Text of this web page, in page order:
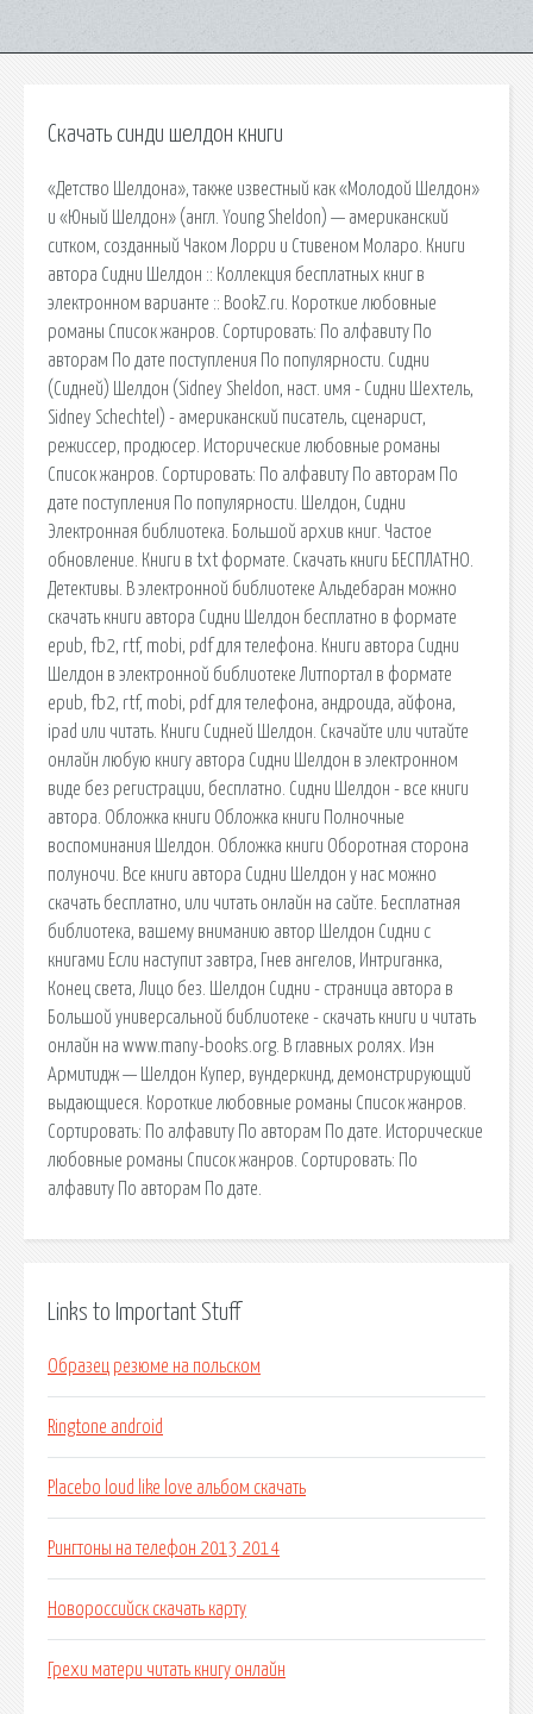
Скачать синди шелдон книги
«Детство Шелдона», также известный как «Молодой Шелдон»
и «Юный Шелдон» (англ. Young Sheldon) — американский
ситком, созданный Чаком Лорри и Стивеном Моларо. Книги
автора Сидни Шелдон :: Коллекция бесплатных книг в
электронном варианте :: BookZ.ru. Короткие любовные
романы Список жанров. Сортировать: По алфавиту По
авторам По дате поступления По популярности. Сидни
(Сидней) Шелдон (Sidney Sheldon, наст. имя - Сидни Шехтель,
Sidney Schechtel) - американский писатель, сценарист,
режиссер, продюсер. Исторические любовные романы
Список жанров. Сортировать: По алфавиту По авторам По
дате поступления По популярности. Шелдон, Сидни
Электронная библиотека. Большой архив книг. Частое
обновление. Книги в txt формате. Скачать книги БЕСПЛАТНО.
Детективы. В электронной библиотеке Альдебаран можно
скачать книги автора Сидни Шелдон бесплатно в формате
epub, fb2, rtf, mobi, pdf для телефона. Книги автора Сидни
Шелдон в электронной библиотеке Литпортал в формате
epub, fb2, rtf, mobi, pdf для телефона, андроида, айфона,
ipad или читать. Книги Сидней Шелдон. Скачайте или читайте
онлайн любую книгу автора Сидни Шелдон в электронном
виде без регистрации, бесплатно. Сидни Шелдон - все книги
автора. Обложка книги Обложка книги Полночные
воспоминания Шелдон. Обложка книги Оборотная сторона
полуночи. Все книги автора Сидни Шелдон у нас можно
скачать бесплатно, или читать онлайн на сайте. Бесплатная
библиотека, вашему вниманию автор Шелдон Сидни с
книгами Если наступит завтра, Гнев ангелов, Интриганка,
Конец света, Лицо без. Шелдон Сидни - страница автора в
Большой универсальной библиотеке - скачать книги и читать
онлайн на www.many-books.org. В главных ролях. Иэн
Армитидж — Шелдон Купер, вундеркинд, демонстрирующий
выдающиеся. Короткие любовные романы Список жанров.
Сортировать: По алфавиту По авторам По дате. Исторические
любовные романы Список жанров. Сортировать: По
алфавиту По авторам По дате.
Links to Important Stuff
Образец резюме на польском
Ringtone android
Placebo loud like love альбом скачать
Рингтоны на телефон 2013 2014
Новороссийск скачать карту
Грехи матери читать книгу онлайн